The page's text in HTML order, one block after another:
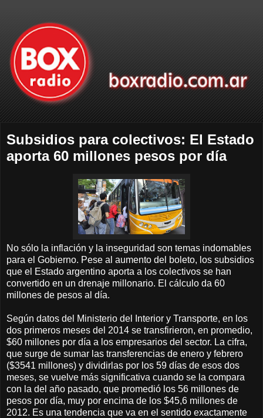
Subsidios para colectivos: El Estado
aporta 60 millones pesos por día
No sólo la inflación y la inseguridad son temas indomables
para el Gobierno. Pese al aumento del boleto, los subsidios
que el Estado argentino aporta a los colectivos se han
convertido en un drenaje millonario. El cálculo da 60
millones de pesos al día.
Según datos del Ministerio del Interior y Transporte, en los
dos primeros meses del 2014 se transfirieron, en promedio,
$60 millones por día a los empresarios del sector. La cifra,
que surge de sumar las transferencias de enero y febrero
($3541 millones) y dividirlas por los 59 días de esos dos
meses, se vuelve más significativa cuando se la compara
con la del año pasado, que promedió los 56 millones de
pesos por día, muy por encima de los $45,6 millones de
2012. Es una tendencia que va en el sentido exactamente